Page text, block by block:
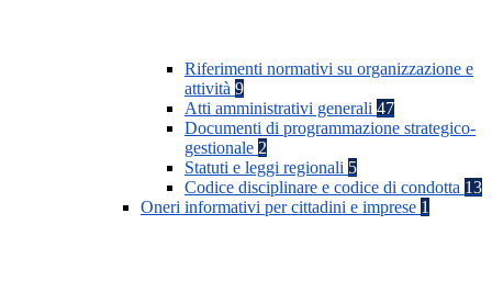
Riferimenti normativi su organizzazione e
attività 9
Atti amministrativi generali 47
Documenti di programmazione strategico-
gestionale 2
Statuti e leggi regionali 5
Codice disciplinare e codice di condotta 13
Oneri informativi per cittadini e imprese 1